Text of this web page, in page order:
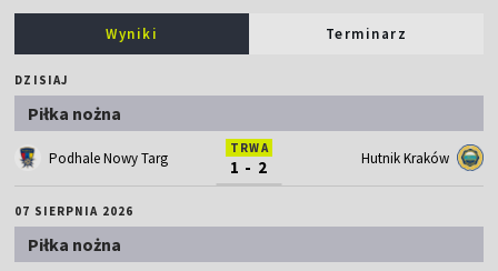
Wyniki Terminarz
DZISIAJ
Piłka nożna
Podhale Nowy Targ
TRWA
1 - 2 Hutnik Kraków
07 SIERPNIA 2026
Piłka nożna